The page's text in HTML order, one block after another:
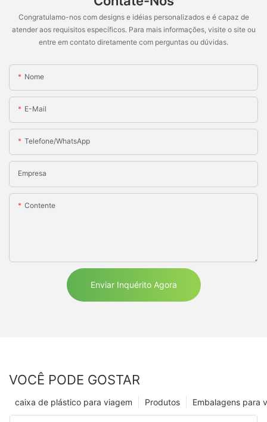
Congratulamo-nos com designs e idéias personalizados e é capaz de
atender aos requisitos específicos. Para mais informações, visite o site ou
entre em contato diretamente com perguntas ou dúvidas.
Nome
E-Mail
Telefone/WhatsApp
Empresa
Contente
Enviar Inquérito Agora
VOCÊ PODE GOSTAR
Embalagens para
Produtos
caixa de plástico para viagem